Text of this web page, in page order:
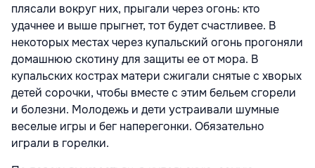
плясали вокруг них, прыгали через огонь: кто
удачнее и выше прыгнет, тот будет счастливее. В
некоторых местах через купальский огонь прогоняли
домашнюю скотину для защиты ее от мора. В
купальских кострах матери сжигали снятые с хворых
детей сорочки, чтобы вместе с этим бельем сгорели
и болезни. Молодежь и дети устраивали шумные
веселые игры и бег наперегонки. Обязательно
играли в горелки.